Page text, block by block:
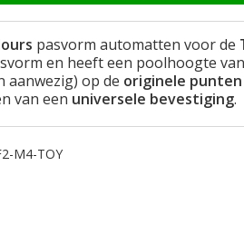
pasvorm automatten voor de
en heeft een poolhoogte
aanwezig) op de originele punten
van een universele bevestiging.
M4-TOY